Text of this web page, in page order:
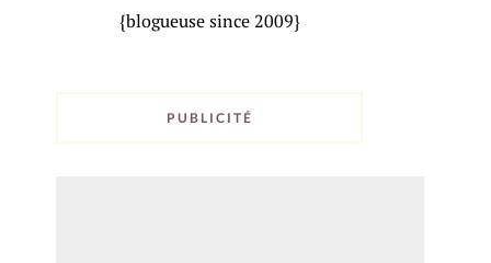
{blogueuse since 2009}
PUBLICITÉ